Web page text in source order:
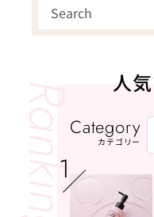
人
Category
カテゴリー